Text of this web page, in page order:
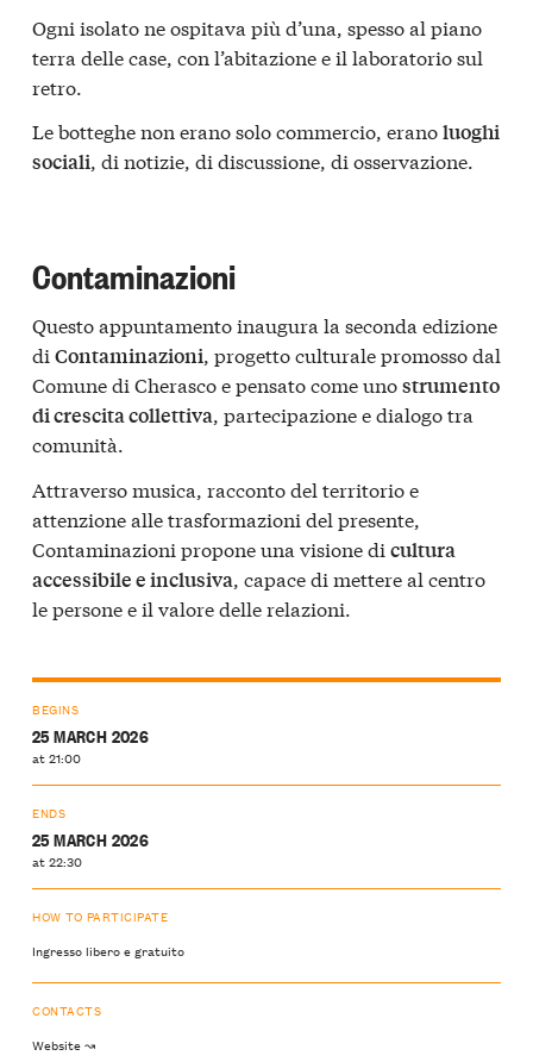
Ogni isolato ne ospitava più d’una, spesso al piano
terra delle case, con l’abitazione e il laboratorio sul
retro.
Le botteghe non erano solo commercio, eranoluoghi
sociali, di notizie, di discussione, di osservazione.
Contaminazioni
Questo appuntamento inaugura la seconda edizione
di Contaminazioni, progetto culturale promosso dal
Comune di Cherasco e pensato come unostrumento
di crescita collettiva, partecipazione e dialogo tra
comunità.
Attraverso musica, racconto del territorio e
attenzione alle trasformazioni del presente,
Contaminazioni propone una visione di cultura
accessibile e inclusiva , capace di mettere al centro
le persone e il valore delle relazioni.
BEGINS
25 MARCH 2026
at 21:00
ENDS
25 MARCH 2026
at 22:30
HOW TO PARTICIPATE
Ingresso libero e gratuito
CONTACTS
Website ↝